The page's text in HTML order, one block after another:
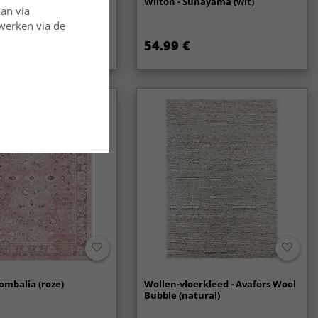
54.99 €
(roze)
Wollen-vloerkleed - Avafors Wool
Bubble (natural)
via
via de